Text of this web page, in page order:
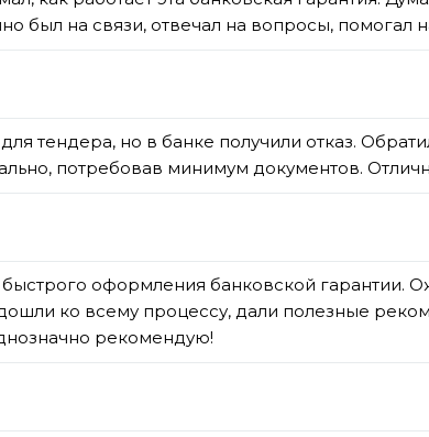
был на связи, отвечал на вопросы, помогал
тендера, но в банке получили отказ.
потребовав минимум документов.
оформления банковской гарантии.
ко всему процессу, дали полезные
рекомендую!